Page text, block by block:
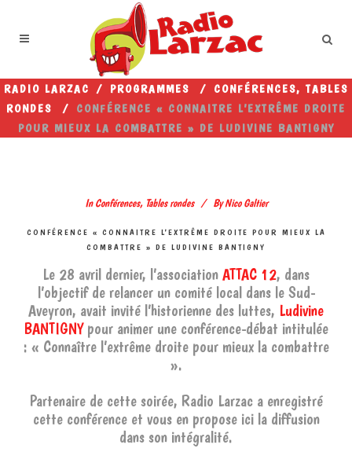
RADIO LARZAC / PROGRAMMES / CONFÉRENCES, TABLES
RONDES
/ CONFÉRENCE « CONNAITRE L’EXTRÊME DROITE
POUR MIEUX LA COMBATTRE » DE LUDIVINE BANTIGNY
In Conférences, Tables rondes By Nico Galtier
CONFÉRENCE « CONNAITRE L’EXTRÊME DROITE POUR MIEUX LA
COMBATTRE » DE LUDIVINE BANTIGNY
Le 28 avril dernier, l’association ATTAC 12, dans
l’objectif de relancer un comité local dans le Sud-
Aveyron, avait invité l’historienne des luttes, Ludivine
BANTIGNYpour animer une conférence-débat intitulée
: « Connaître l’extrême droite pour mieux la combattre
».
Partenaire de cette soirée, Radio Larzac a enregistré
cette conférence et vous en propose ici la diffusion
dans son intégralité.